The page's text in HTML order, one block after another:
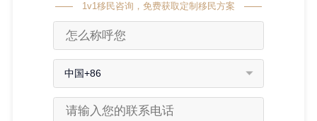
1v1移民咨询，免费获取定制移民方案
中国+86